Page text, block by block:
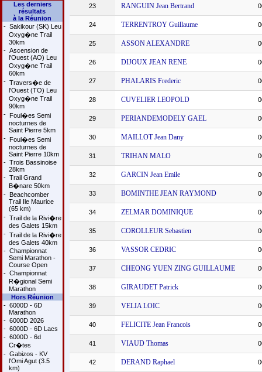
Les derniers
résultats
à la Réunion
- Sakikour (SK) Leu
Oxyg�ne Trail
30km
- Ascension de
l'Ouest (AO) Leu
Oxyg�ne Trail
60km
- Travers�e de
l'Ouest (TO) Leu
Oxyg�ne Trail
90km
- Foul�es Semi
nocturnes de
Saint Pierre 5km
- Foul�es Semi
nocturnes de
Saint Pierre 10km
- Trois Bassinoise
28km
- Trail Grand
B�nare 50km
- Beachcomber
Trail Ile Maurice
(65 km)
- Trail de la Rivi�re
des Galets 15km
- Trail de la Rivi�re
des Galets 40km
- Championnat
Semi Marathon -
Course Open
- Championnat
R�gional Semi
Marathon
Hors Réunion
- 6000D - 6D
Marathon
- 6000D 2026
- 6000D - 6D Lacs
- 6000D - 6d
Cr�tes
- Gabizos - KV
l'Omi Agut (3.5
km)
23 RANGUIN Jean Bertrand
24 TERRENTROY Guillaume
25 ASSON ALEXANDRE
26 DIJOUX JEAN RENE
27 PHALARIS Frederic
28 CUVELIER LEOPOLD
29 PERIANDEMODELY GAEL
30 MAILLOT Jean Dany
31 TRIHAN MALO
32 GARCIN Jean Emile
33 BOMINTHE JEAN RAYMOND
34 ZELMAR DOMINIQUE
35 COROLLEUR Sebastien
36 VASSOR CEDRIC
37 CHEONG YUEN ZING GUILLAUME
38 GIRAUDET Patrick
39 VELIA LOIC
40 FELICITE Jean Francois
41 VIAUD Thomas
42 DERAND Raphael